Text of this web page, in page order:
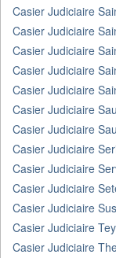
Casier Judiciaire
Casier Judiciaire
Casier Judiciaire
Casier Judiciaire
Casier Judiciaire
Casier Judiciaire
Casier Judiciaire
Casier Judiciaire
Casier Judiciaire
Casier Judiciaire
Casier Judiciaire
Casier Judiciaire
Casier Judiciaire